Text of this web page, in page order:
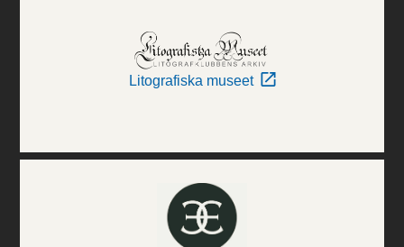
Litografiska museet